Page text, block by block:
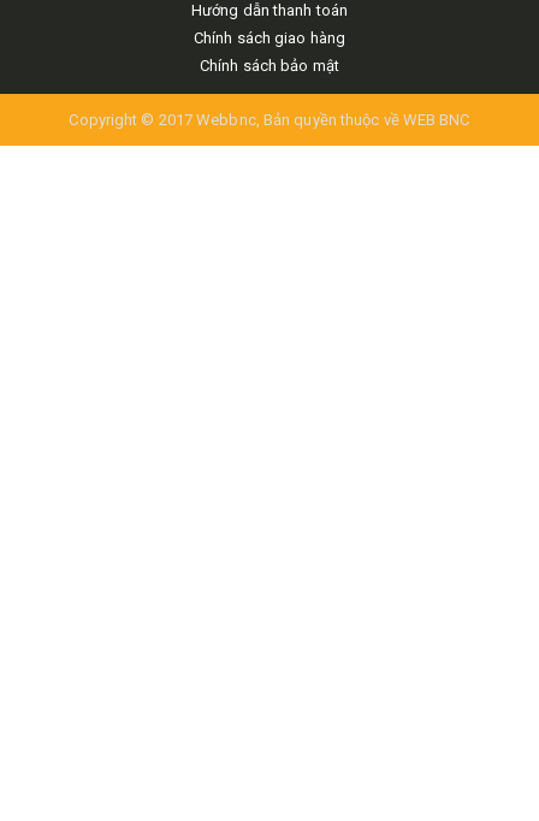
Hướng dẫn thanh toán
Chính sách giao hàng
Chính sách bảo mật
Copyright © 2017 Webbnc, Bản quyền thuộc về WEB BNC